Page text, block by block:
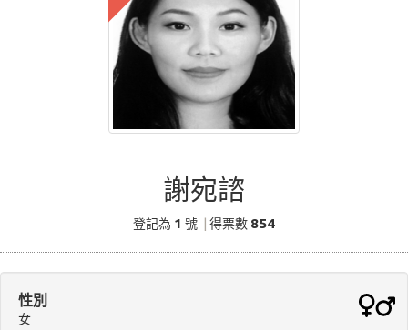
謝宛諮
登記為 1 號 得票數 854
性別
女